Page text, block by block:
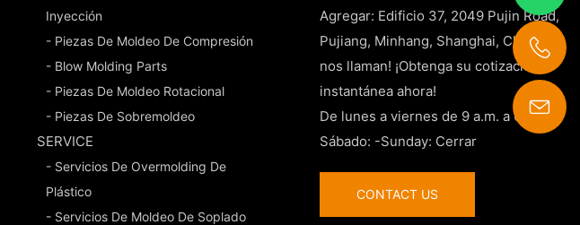
Inyección
- Piezas De Moldeo De Compresión
- Blow Molding Parts
- Piezas De Moldeo Rotacional
- Piezas De Sobremoldeo
SERVICE
- Servicios De Overmolding De
Plástico
- Servicios De Moldeo De Soplado
Agregar: Edificio 37, 2049 Pujin Road,
Pujiang, Minhang, Shanghai, China
nos llaman! ¡Obtenga su cotización
instantánea ahora!
De lunes a viernes de 9 a.m. a 6 p.m.
Sábado: -Sunday: Cerrar
CONTACT US